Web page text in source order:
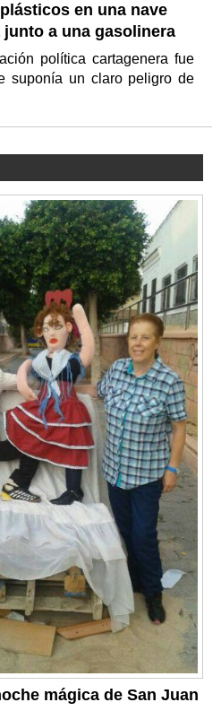
en una nave
a una gasolinera
política cartagenera fue
suponía un claro peligro de
mágica de San Juan